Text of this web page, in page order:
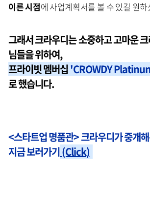
이른 시점에 사업계획서를 볼 수 있길 원
그래서 크라우디는 소중하고 고마운
님들을 위하여,
프라이빗 멤버십'CROWDY
로 했습니다.
<스타트업 명품관> 크라우디가 중개
지금 보러가기(Click)